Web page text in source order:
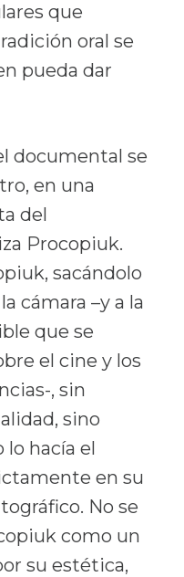
que
oral se
pueda dar
documental se
en una
del
Procopiuk.
sacándolo
cámara –y a la
que se
el cine y los
, sin
sino
lo hacía el
en su
No se
como un
su estética,